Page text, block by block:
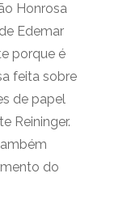
Honrosa
Edemar
porque é
feita sobre
de papel
Reininger.
do